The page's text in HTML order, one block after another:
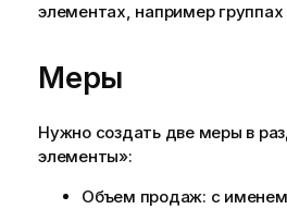
элементах, например группах
Меры
Нужно создать две меры в
элементы»:
Объем продаж: с именем